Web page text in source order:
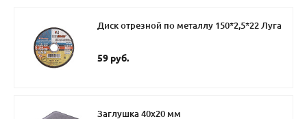
Диск отрезной по металлу 150*2,5*22 Луга
59 руб.
Заглушка 40х20 мм